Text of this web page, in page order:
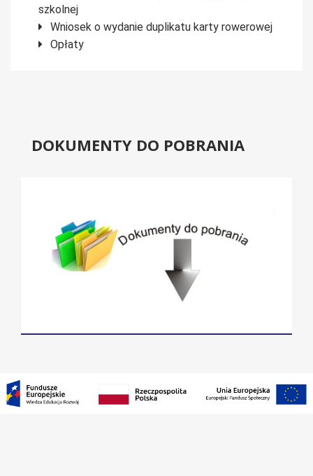
szkolnej
Wniosek o wydanie duplikatu karty rowerowej
Opłaty
DOKUMENTY DO POBRANIA